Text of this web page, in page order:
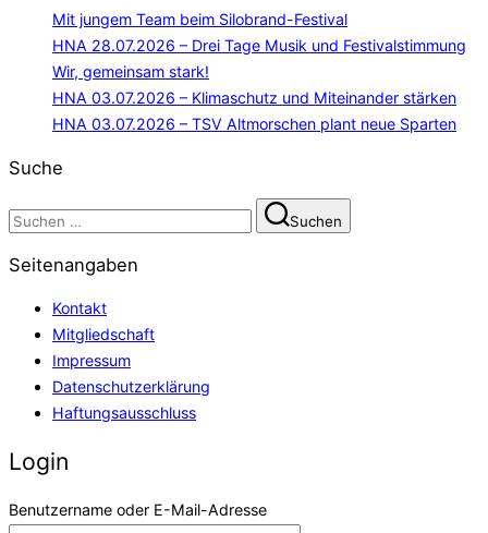
Mit jungem Team beim Silobrand-Festival
HNA 28.07.2026 – Drei Tage Musik und Festivalstimmung
Wir, gemeinsam stark!
HNA 03.07.2026 – Klimaschutz und Miteinander stärken
HNA 03.07.2026 – TSV Altmorschen plant neue Sparten
Suche
Suchen
nach:
Suchen
Seitenangaben
Kontakt
Mitgliedschaft
Impressum
Datenschutzerklärung
Haftungsausschluss
Login
Benutzername oder E-Mail-Adresse